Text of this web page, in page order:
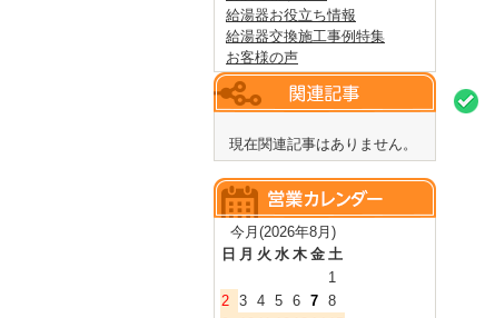
給湯器お役立ち情報
給湯器交換施工事例特集
お客様の声
現在関連記事はありません。
今月(2026年8月)
日 月 火 水 木 金 土
1
2 3 4 5 6 7 8